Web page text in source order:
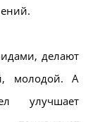
, делают
молодой. А
улучшает